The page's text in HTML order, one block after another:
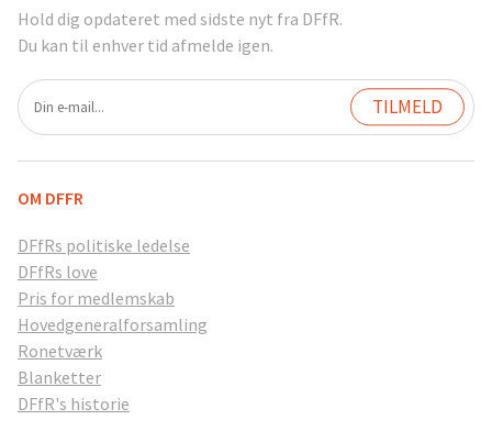
Hold dig opdateret med sidste nyt fra DFfR.
Du kan til enhver tid afmelde igen.
OM DFFR
DFfRs politiske ledelse
DFfRs love
Pris for medlemskab
Hovedgeneralforsamling
Ronetværk
Blanketter
DFfR's historie